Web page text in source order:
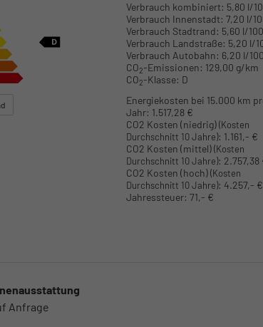
Verbrauch kombiniert: 5,80 l/
Verbrauch Innenstadt: 7,20 l/
Verbrauch Stadtrand: 5,60 l/
Verbrauch Landstraße: 5,20 l/
Verbrauch Autobahn: 6,20 l/
CO2-Emissionen: 129,00 g/km
CO2-Klasse: D
Energiekosten bei 15.000 km
Jahr: 1.517,28 €
CO2 Kosten (niedrig)(Kosten
Durchschnitt 10 Jahre): 1.161,- €
CO2 Kosten (mittel)(Kosten
Durchschnitt 10 Jahre): 2.757,38
CO2 Kosten (hoch)(Kosten
Durchschnitt 10 Jahre): 4.257,- €
Jahressteuer: 71,- €
Anfrage